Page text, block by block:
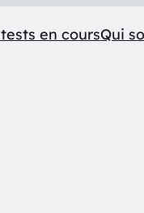
en coursQui